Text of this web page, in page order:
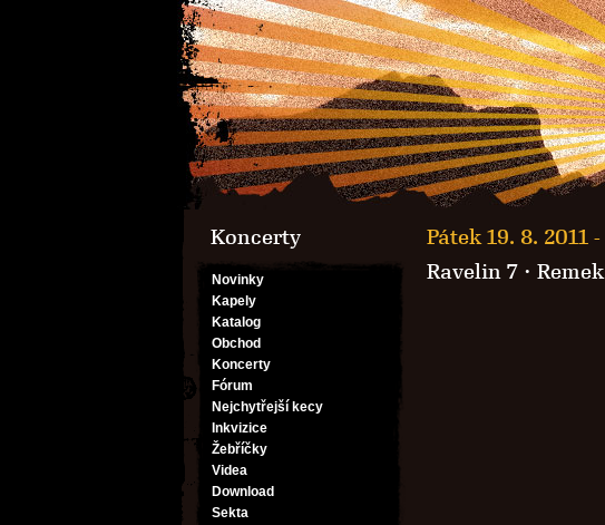
Koncerty
Novinky
Kapely
Katalog
Obchod
Koncerty
Fórum
Nejchytřejší kecy
Inkvizice
Žebříčky
Videa
Download
Sekta
Pátek 19. 8. 2011 -
Ravelin 7 · Remek